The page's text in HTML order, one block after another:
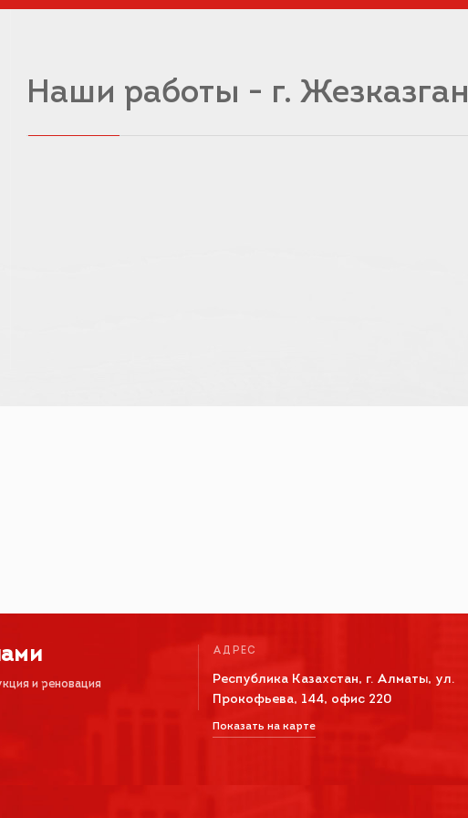
Наши работы - г. Жезказган
и реновация
АДРЕС
Республика Казахстан, г. Алматы, ул.
Прокофьева, 144, офис 220
Показать на карте